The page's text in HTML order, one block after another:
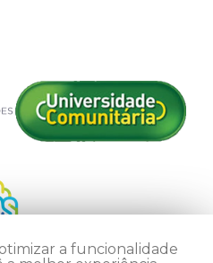
a funcionalidade